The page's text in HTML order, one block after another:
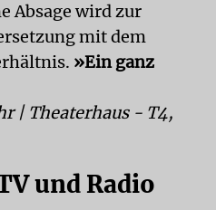
Absage wird zur
mit dem
»Ein ganz
| Theaterhaus - T4,
und Radio